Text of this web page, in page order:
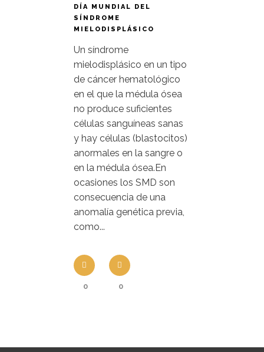
DÍA MUNDIAL DEL
SÍNDROME
MIELODISPLÁSICO
Un síndrome
mielodisplásico en un tipo
de cáncer hematológico
en el que la médula ósea
no produce suficientes
células sanguíneas sanas
y hay células (blastocitos)
anormales en la sangre o
en la médula ósea.En
ocasiones los SMD son
consecuencia de una
anomalía genética previa,
como...
0 0